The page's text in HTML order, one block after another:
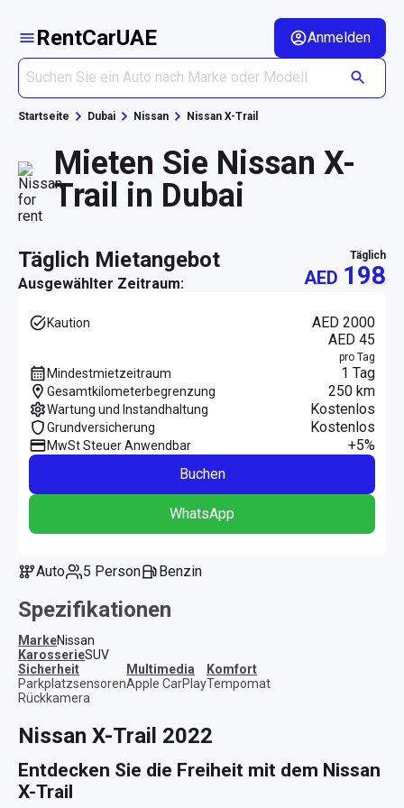
RentCarUAE Anmelden
Startseite Dubai Nissan Nissan X-Trail
Mieten Sie Nissan X-
Trail in Dubai
täglich Mietangebot
Ausgewählter Zeitraum:
täglich
AED 198
Kaution
AED 2000
AED 45
pro Tag
Mindestmietzeitraum 1 Tag
Gesamtkilometerbegrenzung 250 km
Wartung und Instandhaltung Kostenlos
Grundversicherung Kostenlos
MwSt Steuer Anwendbar
+5%
Buchen
WhatsApp
Auto 5 Person Benzin
Spezifikationen
MarkeNissan
KarosserieSUV
Sicherheit
Parkplatzsensoren
Rückkamera
Multimedia
Apple CarPlay
Komfort
Tempomat
Nissan X-Trail 2022
Entdecken Sie die Freiheit mit dem Nissan
X-Trail